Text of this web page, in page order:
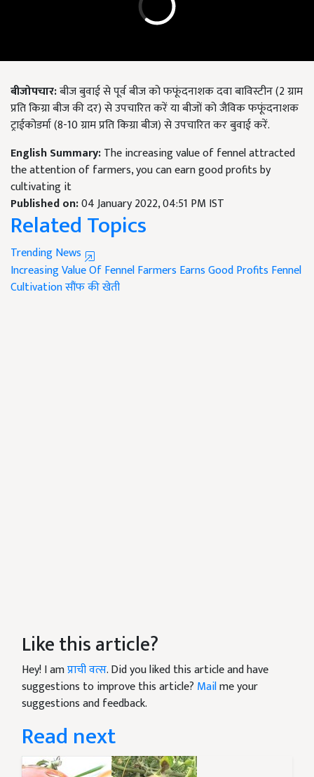
बीजोपचार:बीज बुवाई से पूर्व बीज को फफूंदनाशक दवा बाविस्टीन (2 ग्राम
प्रति किग्रा बीज की दर) से उपचारित करें या बीजों को जैविक फफूंदनाशक
ट्राईकोडर्मा (8-10 ग्राम प्रति किग्रा बीज) से उपचारित कर बुवाई करें.
English Summary:The increasing value of fennel attracted
the attention of farmers, you can earn good profits by
cultivating it
Published on:04 January 2022, 04:51 PM IST
Related Topics
Trending News
Increasing Value Of FennelFarmers Earns Good Profits Fennel
Cultivationसौंफ की खेती
Like this article?
Hey! I amप्राची वत्स. Did you liked this article and have
suggestions to improve this article? Mailme your
suggestions and feedback.
Read next